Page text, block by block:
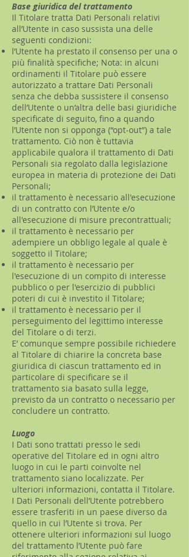
Base giuridica del trattamento
Il Titolare tratta Dati Personali relativi
all’Utente in caso sussista una delle
seguenti condizioni:
l’Utente ha prestato il consenso per una o
più finalità specifiche; Nota: in alcuni
ordinamenti il Titolare può essere
autorizzato a trattare Dati Personali
senza che debba sussistere il consenso
dell’Utente o un’altra delle basi giuridiche
specificate di seguito, fino a quando
l’Utente non si opponga (“opt-out”) a tale
trattamento. Ciò non è tuttavia
applicabile qualora il trattamento di Dati
Personali sia regolato dalla legislazione
europea in materia di protezione dei Dati
Personali;
il trattamento è necessario all'esecuzione
di un contratto con l’Utente e/o
all'esecuzione di misure precontrattuali;
il trattamento è necessario per
adempiere un obbligo legale al quale è
soggetto il Titolare;
il trattamento è necessario per
l'esecuzione di un compito di interesse
pubblico o per l'esercizio di pubblici
poteri di cui è investito il Titolare;
il trattamento è necessario per il
perseguimento del legittimo interesse
del Titolare o di terzi.
E’ comunque sempre possibile richiedere
al Titolare di chiarire la concreta base
giuridica di ciascun trattamento ed in
particolare di specificare se il
trattamento sia basato sulla legge,
previsto da un contratto o necessario per
concludere un contratto.
Luogo
I Dati sono trattati presso le sedi
operative del Titolare ed in ogni altro
luogo in cui le parti coinvolte nel
trattamento siano localizzate. Per
ulteriori informazioni, contatta il Titolare.
I Dati Personali dell’Utente potrebbero
essere trasferiti in un paese diverso da
quello in cui l’Utente si trova. Per
ottenere ulteriori informazioni sul luogo
del trattamento l’Utente può fare